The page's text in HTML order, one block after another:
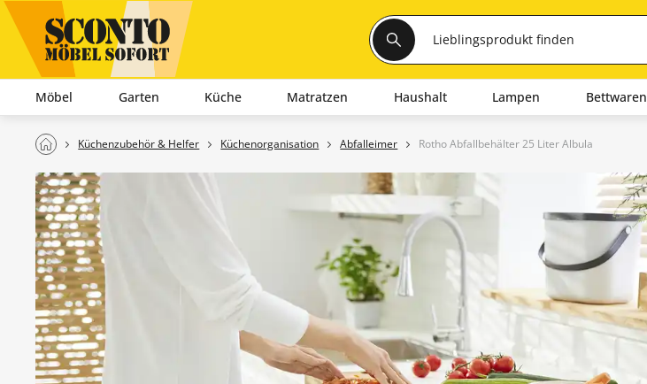
Möbel Garten Küche Matratzen Haushalt Lampen Bettwaren
Küchenzubehör & Helfer Küchenorganisation Abfalleimer Rotho Abfallbehälter 25 Liter Albula